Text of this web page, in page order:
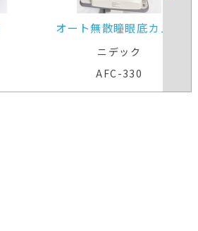
オート無散瞳眼底カメラ
ニデック
AFC-330